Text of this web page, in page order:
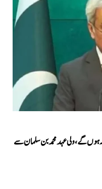
گے، ولی عہد محمد بن سلمان سے